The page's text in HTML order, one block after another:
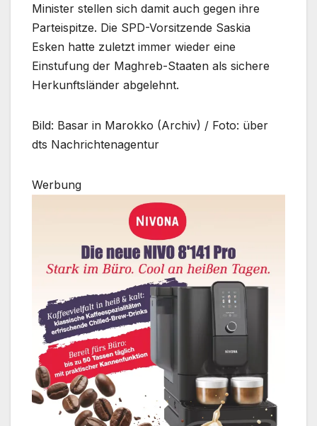
Minister stellen sich damit auch gegen ihre
Parteispitze. Die SPD-Vorsitzende Saskia
Esken hatte zuletzt immer wieder eine
Einstufung der Maghreb-Staaten als sichere
Herkunftsländer abgelehnt.
Bild: Basar in Marokko (Archiv) / Foto: über
dts Nachrichtenagentur
Werbung